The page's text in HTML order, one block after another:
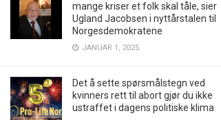
mange kriser et folk skal tåle, sier
Ugland Jacobsen i nyttårstalen til
Norgesdemokratene
JANUAR 1, 2025
Det å sette spørsmålstegn ved
kvinners rett til abort gjør du ikke
ustraffet i dagens politiske klima